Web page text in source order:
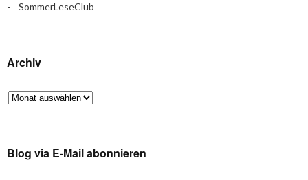
SommerLeseClub
Archiv
Blog via E-Mail abonnieren